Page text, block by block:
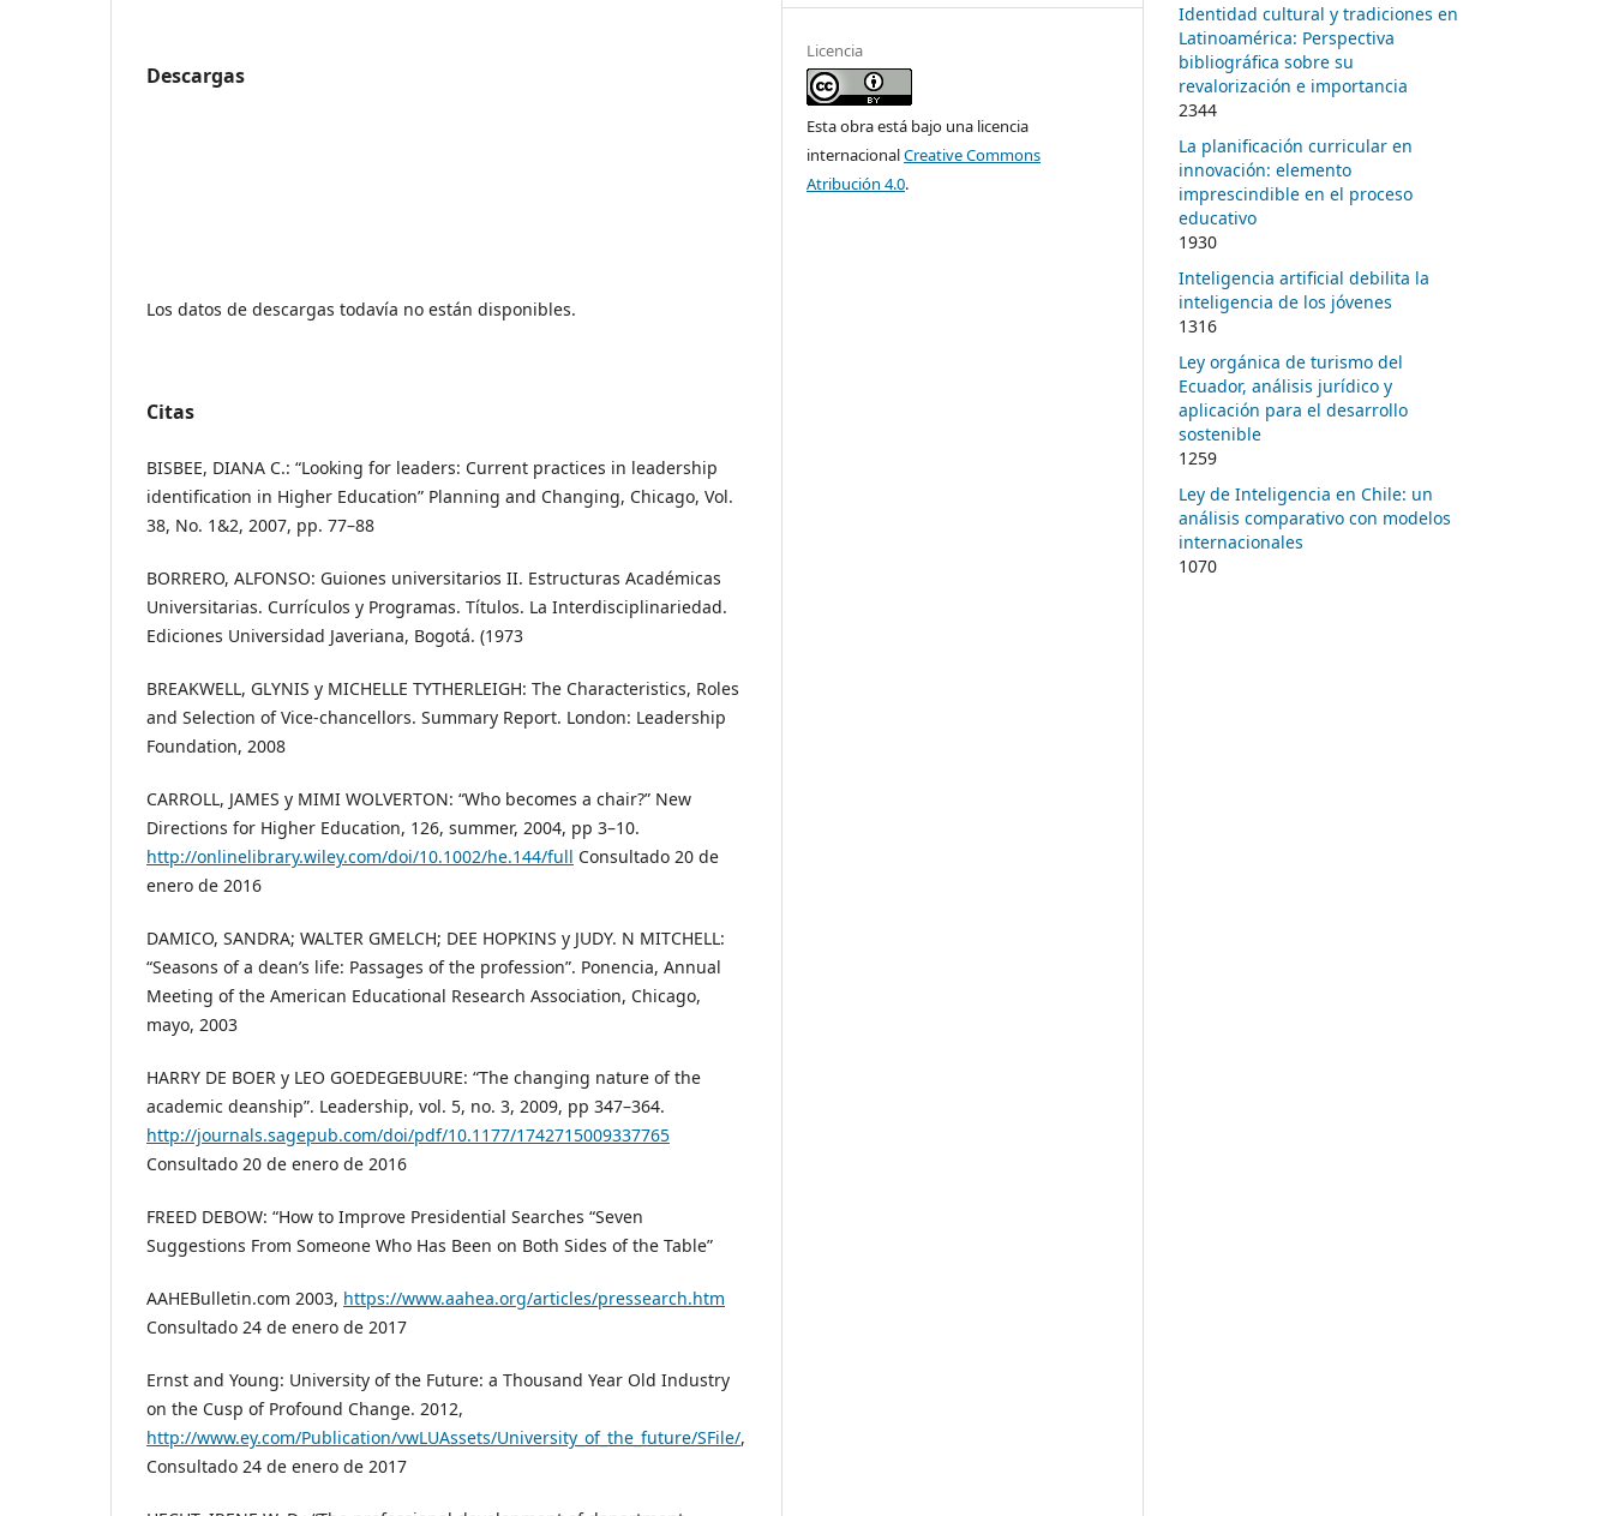
Descargas
Los datos de descargas todavía no están disponibles.
Citas
BISBEE, DIANA C.: “Looking for leaders: Current practices in leadership
identification in Higher Education” Planning and Changing, Chicago, Vol.
38, No. 1&2, 2007, pp. 77–88
BORRERO, ALFONSO: Guiones universitarios II. Estructuras Académicas
Universitarias. Currículos y Programas. Títulos. La Interdisciplinariedad.
Ediciones Universidad Javeriana, Bogotá. (1973
BREAKWELL, GLYNIS y MICHELLE TYTHERLEIGH: The Characteristics, Roles
and Selection of Vice-chancellors. Summary Report. London: Leadership
Foundation, 2008
CARROLL, JAMES y MIMI WOLVERTON: “Who becomes a chair?” New
Directions for Higher Education, 126, summer, 2004, pp 3–10.
http://onlinelibrary.wiley.com/doi/10.1002/he.144/full Consultado 20 de
enero de 2016
DAMICO, SANDRA; WALTER GMELCH; DEE HOPKINS y JUDY. N MITCHELL:
“Seasons of a dean’s life: Passages of the profession”. Ponencia, Annual
Meeting of the American Educational Research Association, Chicago,
mayo, 2003
HARRY DE BOER y LEO GOEDEGEBUURE: “The changing nature of the
academic deanship”. Leadership, vol. 5, no. 3, 2009, pp 347–364.
http://journals.sagepub.com/doi/pdf/10.1177/1742715009337765
Consultado 20 de enero de 2016
FREED DEBOW: “How to Improve Presidential Searches “Seven
Suggestions From Someone Who Has Been on Both Sides of the Table”
AAHEBulletin.com 2003, https://www.aahea.org/articles/pressearch.htm
Consultado 24 de enero de 2017
Ernst and Young: University of the Future: a Thousand Year Old Industry
on the Cusp of Profound Change. 2012,
http://www.ey.com/Publication/vwLUAssets/University_of_the_future/SFile/,
Consultado 24 de enero de 2017
Licencia
Esta obra está bajo una licencia
internacionalCreative Commons
Atribución 4.0.
Identidad cultural y tradiciones en
Latinoamérica: Perspectiva
bibliográfica sobre su
revalorización e importancia
2344
La planificación curricular en
innovación: elemento
imprescindible en el proceso
educativo
1930
Inteligencia artificial debilita la
inteligencia de los jóvenes
1316
Ley orgánica de turismo del
Ecuador, análisis jurídico y
aplicación para el desarrollo
sostenible
1259
Ley de Inteligencia en Chile: un
análisis comparativo con modelos
internacionales
1070